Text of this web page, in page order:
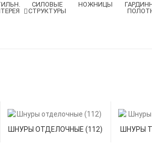
СИЛОВЫЕ
СТРУКТУРЫ
НОЖНИЦЫ
ШНУРЫ ОТДЕЛОЧНЫЕ (112) ШНУРЫ